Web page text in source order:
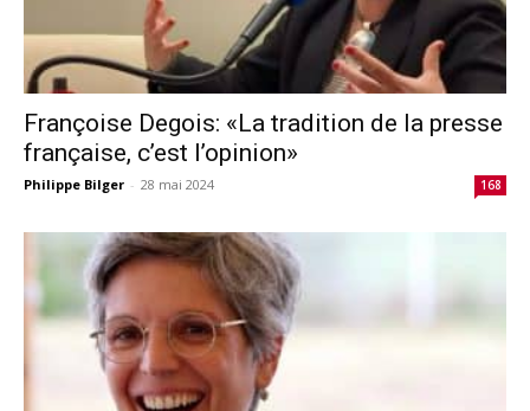
Françoise Degois: «La tradition de la presse
française, c’est l’opinion»
Philippe Bilger - 28 mai 2024 168